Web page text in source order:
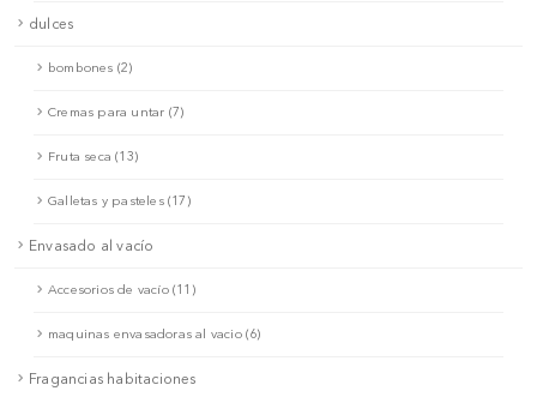
dulces
bombones (2)
Cremas para untar (7)
Fruta seca (13)
Galletas y pasteles (17)
Envasado al vacío
Accesorios de vacío (11)
maquinas envasadoras al vacio (6)
Fragancias habitaciones